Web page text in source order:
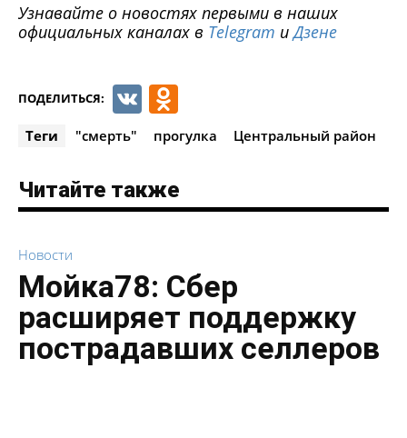
Узнавайте о новостях первыми в наших
официальных каналах в Telegram иДзене
ПОДЕЛИТЬСЯ: VK
Теги "смерть" прогулка Центральный район
Читайте также
Новости
Мойка78: Сбер
расширяет поддержку
пострадавших селлеров